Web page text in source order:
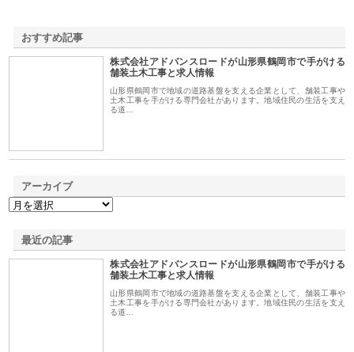
おすすめ記事
株式会社アドバンスロードが山形県鶴岡市で手がける
舗装土木工事と求人情報
山形県鶴岡市で地域の道路基盤を支える企業として、舗装工事や
土木工事を手がける専門会社があります。地域住民の生活を支え
る道…
アーカイブ
最近の記事
株式会社アドバンスロードが山形県鶴岡市で手がける
舗装土木工事と求人情報
山形県鶴岡市で地域の道路基盤を支える企業として、舗装工事や
土木工事を手がける専門会社があります。地域住民の生活を支え
る道…